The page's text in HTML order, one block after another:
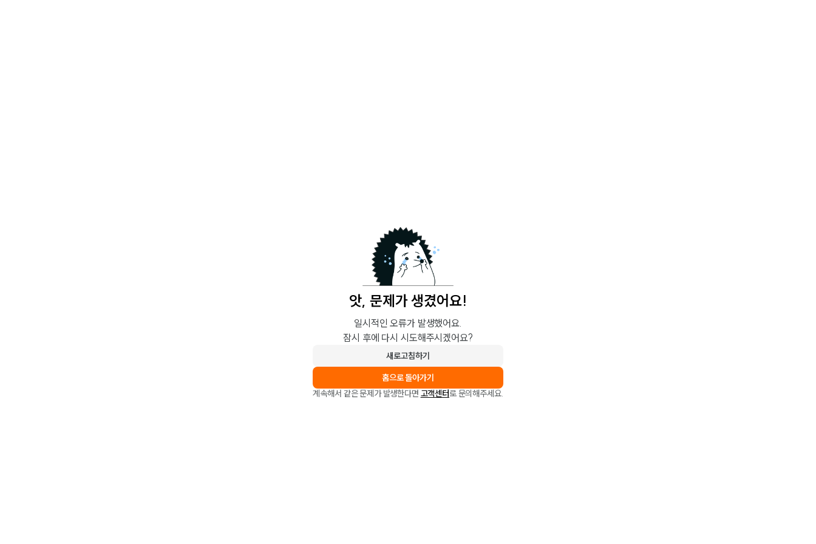
앗, 문제가 생겼어요!
일시적인 오류가 발생했어요.
잠시 후에 다시 시도해주시겠어요?
새로고침하기
홈으로 돌아가기
계속해서 같은 문제가 발생한다면 고객센터로 문의해주세요.